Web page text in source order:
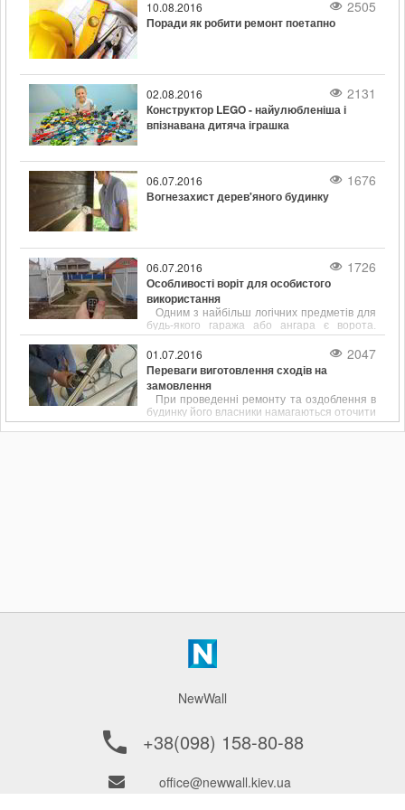
10.08.2016 2505
Поради як робити ремонт поетапно
02.08.2016 2131
Конструктор LEGO - найулюбленіша і
впізнавана дитяча іграшка
06.07.2016 1676
Вогнезахист дерев'яного будинку
06.07.2016 1726
Особливості воріт для особистого
використання
Одним з найбільш логічних предметів для
будь-якого гаража або ангара є ворота.
Незважаючи на те, що вибір конструкцій цих
виробів досить обмежений, з кожним днем
покупцям стає все складніше визначитися зі
своєю покупкою.
01.07.2016 2047
Переваги виготовлення сходів на
замовлення
При проведенні ремонту та оздоблення в
будинку його власники намагаються оточити
себе якісними, зручними і функціональними
NewWall
+38(098) 158-80-88
office@newwall.kiev.ua